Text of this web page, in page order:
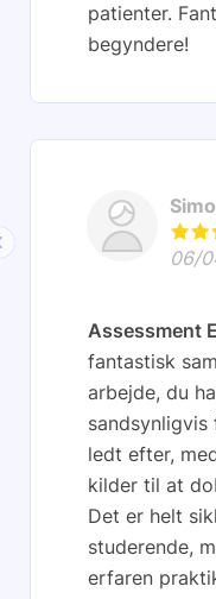
patienter.
begyndere!
06/
Assessment
fantastisk
arbejde, du
ledt efter,
kilder til at
Det er helt
studerende,
erfaren